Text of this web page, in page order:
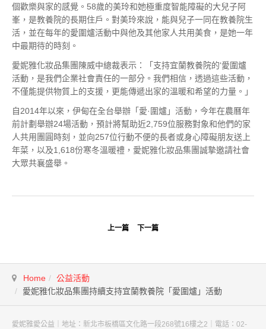
個歡樂與家的感覺。58歲的美玲和她極重度智能障礙的大兒子阿
峯，是教養院的長期住戶。對美玲來說，能與兒子一同在教養院生
活，並在每年的愛圍爐活動中與他及其他家人共用美食，是她一年
中最期待的時刻。
愛妮雅化妝品集團陳威中總裁表示：「支持宜蘭教養院的‘愛圍爐
活動，是我們企業社會責任的一部分。我們相信，透過這些活動，
不僅能提供物質上的支援，更能傳遞出家的溫暖和希望的力量。」
自2014年以來，伊甸在全台舉辦「愛·圍爐」活動，今年在農曆年
前計劃舉辦24場活動，預計將幫助近2,759位服務對象和他們的家
人共用團圓時刻，並向257位行動不便的長者或身心障礙朋友送上
年菜，以及1,618份寒冬溫暖禮，愛妮雅化妝品集團誠摯邀請社會
大眾共襄盛舉。
上一篇 下一篇
Home
公益活動
愛妮雅化妝品集團持續支持宜蘭教養院「愛圍爐」活動
愛妮雅愛公益｜地址：新北市板橋區文化路一段268號16樓之2｜電話：02-